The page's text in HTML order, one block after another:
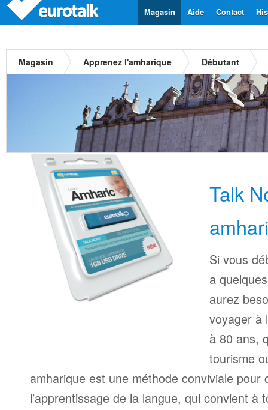
Contact
Aide
Magasin
Magasin Apprenez l'amharique Débutant
Talk
Si vous
a
aurez
voyager à
à 80 ans,
tourisme
amharique est une méthode conviviale pour
l’apprentissage de la langue, qui convient à